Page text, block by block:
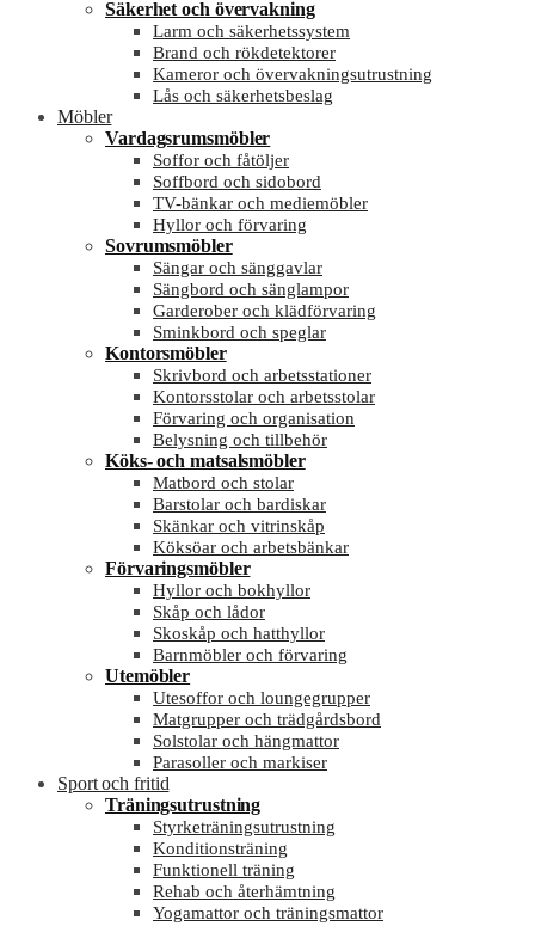
Säkerhet och övervakning
Larm och säkerhetssystem
Brand och rökdetektorer
Kameror och övervakningsutrustning
Lås och säkerhetsbeslag
Möbler
Vardagsrumsmöbler
Soffor och fåtöljer
Soffbord och sidobord
TV-bänkar och mediemöbler
Hyllor och förvaring
Sovrumsmöbler
Sängar och sänggavlar
Sängbord och sänglampor
Garderober och klädförvaring
Sminkbord och speglar
Kontorsmöbler
Skrivbord och arbetsstationer
Kontorsstolar och arbetsstolar
Förvaring och organisation
Belysning och tillbehör
Köks- och matsalsmöbler
Matbord och stolar
Barstolar och bardiskar
Skänkar och vitrinskåp
Köksöar och arbetsbänkar
Förvaringsmöbler
Hyllor och bokhyllor
Skåp och lådor
Skoskåp och hatthyllor
Barnmöbler och förvaring
Utemöbler
Utesoffor och loungegrupper
Matgrupper och trädgårdsbord
Solstolar och hängmattor
Parasoller och markiser
Sport och fritid
Träningsutrustning
Styrketräningsutrustning
Konditionsträning
Funktionell träning
Rehab och återhämtning
Yogamattor och träningsmattor